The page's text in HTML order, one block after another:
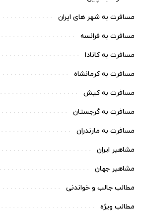
مسافرت به شهر های ایران
مسافرت به فرانسه
مسافرت به کانادا
مسافرت به کرمانشاه
مسافرت به کیش
مسافرت به گرجستان
مسافرت به مازندران
مشاهیر ایران
مشاهیر جهان
مطالب جالب و خواندنی
مطالب ویژه